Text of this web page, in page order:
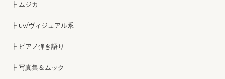
┣ ムジカ
┣ uv/ヴィジュアル系
┣ ピアノ弾き語り
┣ 写真集＆ムック